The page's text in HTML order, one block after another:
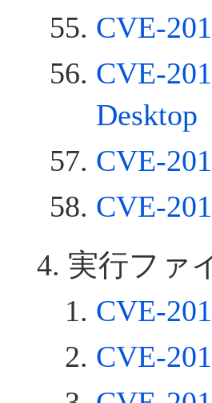
CVE-
CVE-
Desktop
CVE-
CVE-
実行ファ
CVE-
CVE-